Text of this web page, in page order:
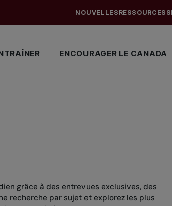
ENCOURAGER LE CANADA
NOUVELLES RESSOURCES
grâce à des entrevues exclusives, des
recherche par sujet et explorez les plus